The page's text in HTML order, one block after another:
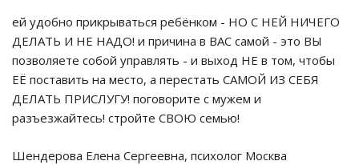
ей удобно прикрываться ребёнком - НО С НЕЙ НИЧЕГО
ДЕЛАТЬ И НЕ НАДО! и причина в ВАС самой - это ВЫ
позволяете собой управлять - и выход НЕ в том, чтобы
ЕЁ поставить на место, а перестать САМОЙ ИЗ СЕБЯ
ДЕЛАТЬ ПРИСЛУГУ! поговорите с мужем и
разъезжайтесь! стройте СВОЮ семью!
Шендерова Елена Сергеевна, психолог Москва